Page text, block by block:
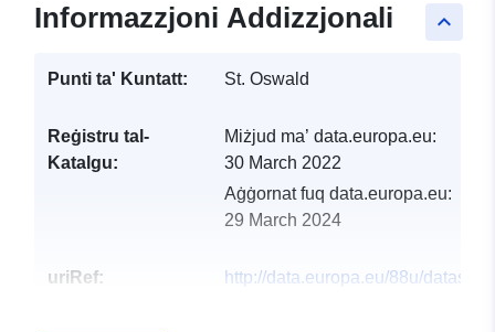
keyboard_arrow_up
Informazzjoni Addizzjonali
Punti ta' Kuntatt: St. Oswald
Reġistru tal-
Katalgu:
Miżjud ma’ data.europa.eu:
30 March 2022
Aġġornat fuq data.europa.eu:
29 March 2024
uriRef:
http://data.europa.eu/88u/